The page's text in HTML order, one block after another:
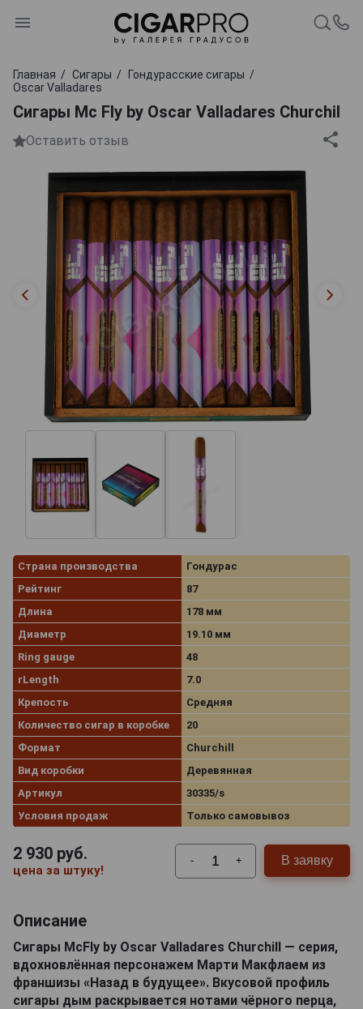
Главная Сигары
Гондурасские сигары
Oscar Valladares
Сигары Mc Fly by Oscar Valladares Churchil
Оставить отзыв
Страна производства
Гондурас
Рейтинг
87
Длина
178 мм
Диаметр
19.10 мм
Ring gauge
48
rLength
7.0
Крепость
Средняя
Количество сигар в коробке
20
Формат
Churchill
Вид коробки
Деревянная
Артикул
30335/s
Условия продаж
Только самовывоз
2 930 руб.
цена за штуку!
- + В заявку
Описание
Сигары McFly by Oscar Valladares Churchill — серия,
вдохновлённая персонажем Марти Макфлаем из
франшизы «Назад в будущее». Вкусовой профиль
сигары дым раскрывается нотами чёрного перца,